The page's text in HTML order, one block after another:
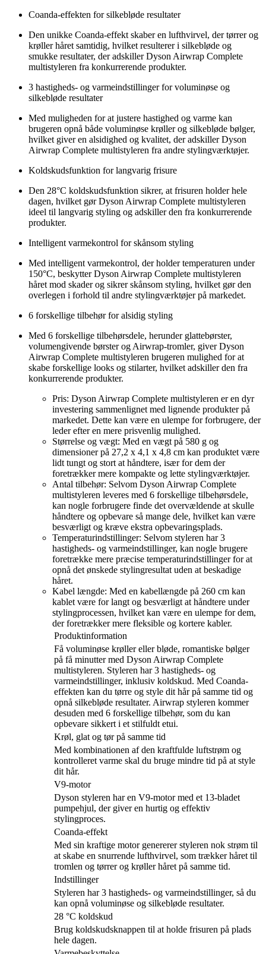
Coanda-effekten for silkebløde resultater
Den unikke Coanda-effekt skaber en lufthvirvel, der tørrer og
krøller håret samtidig, hvilket resulterer i silkebløde og
smukke resultater, der adskiller Dyson Airwrap Complete
multistyleren fra konkurrerende produkter.
3 hastigheds- og varmeindstillinger for voluminøse og
silkebløde resultater
Med muligheden for at justere hastighed og varme kan
brugeren opnå både voluminøse krøller og silkebløde bølger,
hvilket giver en alsidighed og kvalitet, der adskiller Dyson
Airwrap Complete multistyleren fra andre stylingværktøjer.
Koldskudsfunktion for langvarig frisure
Den 28°C koldskudsfunktion sikrer, at frisuren holder hele
dagen, hvilket gør Dyson Airwrap Complete multistyleren
ideel til langvarig styling og adskiller den fra konkurrerende
produkter.
Intelligent varmekontrol for skånsom styling
Med intelligent varmekontrol, der holder temperaturen under
150°C, beskytter Dyson Airwrap Complete multistyleren
håret mod skader og sikrer skånsom styling, hvilket gør den
overlegen i forhold til andre stylingværktøjer på markedet.
6 forskellige tilbehør for alsidig styling
Med 6 forskellige tilbehørsdele, herunder glattebørster,
volumengivende børster og Airwrap-tromler, giver Dyson
Airwrap Complete multistyleren brugeren mulighed for at
skabe forskellige looks og stilarter, hvilket adskiller den fra
konkurrerende produkter.
Pris: Dyson Airwrap Complete multistyleren er en dyr
investering sammenlignet med lignende produkter på
markedet. Dette kan være en ulempe for forbrugere, der
leder efter en mere prisvenlig mulighed.
Størrelse og vægt: Med en vægt på 580 g og
dimensioner på 27,2 x 4,1 x 4,8 cm kan produktet være
lidt tungt og stort at håndtere, især for dem der
foretrækker mere kompakte og lette stylingværktøjer.
Antal tilbehør: Selvom Dyson Airwrap Complete
multistyleren leveres med 6 forskellige tilbehørsdele,
kan nogle forbrugere finde det overvældende at skulle
håndtere og opbevare så mange dele, hvilket kan være
besværligt og kræve ekstra opbevaringsplads.
Temperaturindstillinger: Selvom styleren har 3
hastigheds- og varmeindstillinger, kan nogle brugere
foretrække mere præcise temperaturindstillinger for at
opnå det ønskede stylingresultat uden at beskadige
håret.
Kabel længde: Med en kabellængde på 260 cm kan
kablet være for langt og besværligt at håndtere under
stylingprocessen, hvilket kan være en ulempe for dem,
der foretrækker mere fleksible og kortere kabler.
Produktinformation
Få voluminøse krøller eller bløde, romantiske bølger
på få minutter med Dyson Airwrap Complete
multistyleren. Styleren har 3 hastigheds- og
varmeindstillinger, inklusiv koldskud. Med Coanda-
effekten kan du tørre og style dit hår på samme tid og
opnå silkebløde resultater. Airwrap styleren kommer
desuden med 6 forskellige tilbehør, som du kan
opbevare sikkert i et stilfuldt etui.
Krøl, glat og tør på samme tid
Med kombinationen af den kraftfulde luftstrøm og
kontrolleret varme skal du bruge mindre tid på at style
dit hår.
V9-motor
Dyson styleren har en V9-motor med et 13-bladet
pumpehjul, der giver en hurtig og effektiv
stylingproces.
Coanda-effekt
Med sin kraftige motor genererer styleren nok strøm til
at skabe en snurrende lufthvirvel, som trækker håret til
tromlen og tørrer og krøller håret på samme tid.
Indstillinger
Styleren har 3 hastigheds- og varmeindstillinger, så du
kan opnå voluminøse og silkebløde resultater.
28 °C koldskud
Brug koldskudsknappen til at holde frisuren på plads
hele dagen.